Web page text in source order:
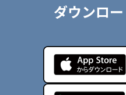
ダウンロ